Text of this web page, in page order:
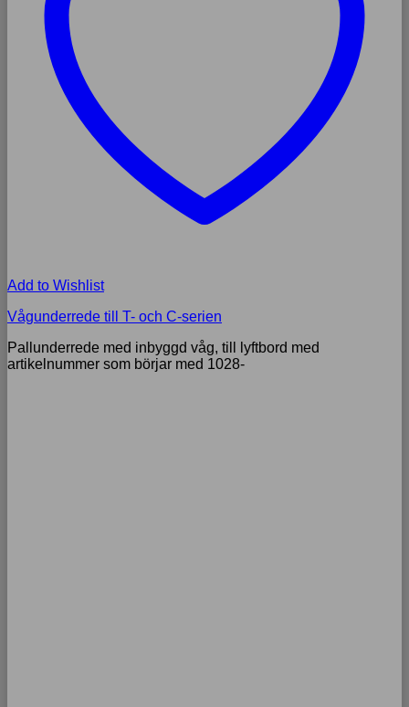
Add to Wishlist
Vågunderrede till T- och C-serien
Pallunderrede med inbyggd våg, till lyftbord med
artikelnummer som börjar med 1028-